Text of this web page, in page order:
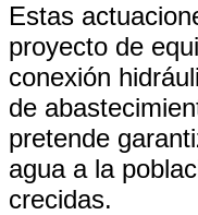
Estas
proyecto de
conexión
de
pretende
agua a la
crecidas.